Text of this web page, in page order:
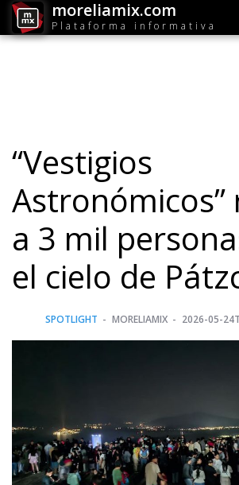
moreliamix.com
Plataforma informativa
“Vestigios
Astronómicos”
a 3 mil
el cielo de
SPOTLIGHT MORELIAMIX 2026-05-